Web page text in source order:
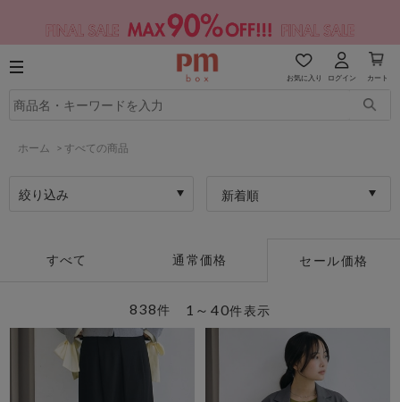
お気に入り ログイン カート
ホーム > すべての商品
絞り込み 新着順
すべて 通常価格 セール価格
1～40件表示
838件